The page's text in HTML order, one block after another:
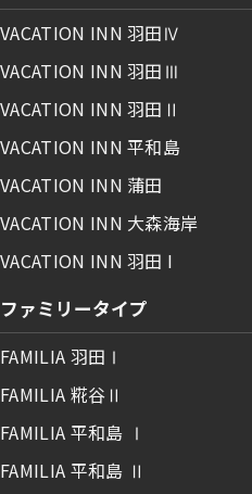
VACATION INN 羽田Ⅳ
VACATION INN 羽田Ⅲ
VACATION INN 羽田Ⅱ
VACATION INN 平和島
VACATION INN 蒲田
VACATION INN 大森海岸
VACATION INN 羽田 I
ファミリータイプ
FAMILIA 羽田Ⅰ
FAMILIA 糀谷Ⅱ
FAMILIA 平和島 Ⅰ
FAMILIA 平和島 Ⅱ